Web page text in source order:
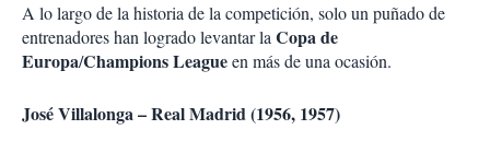
A lo largo de la historia de la competición, solo un puñado de
entrenadores han logrado levantar laCopa de
Europa/Champions Leagueen más de una ocasión.
José Villalonga – Real Madrid (1956, 1957)